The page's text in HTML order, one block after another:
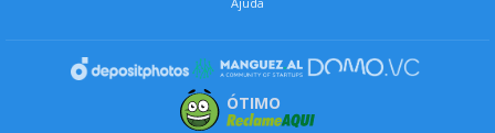
ÓTIMO